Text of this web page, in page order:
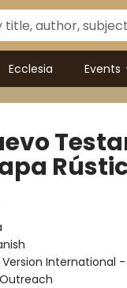
Ecclesia Events
Version International